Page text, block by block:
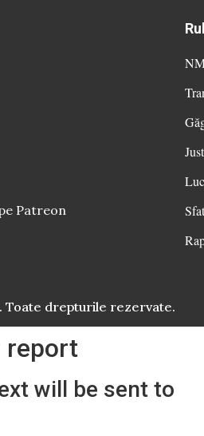
Patreon
Toate drepturile rezervate.
report
will be sent to